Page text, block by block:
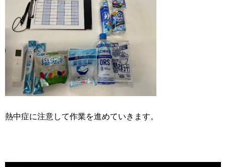
熱中症に注意して作業を進めていきます。